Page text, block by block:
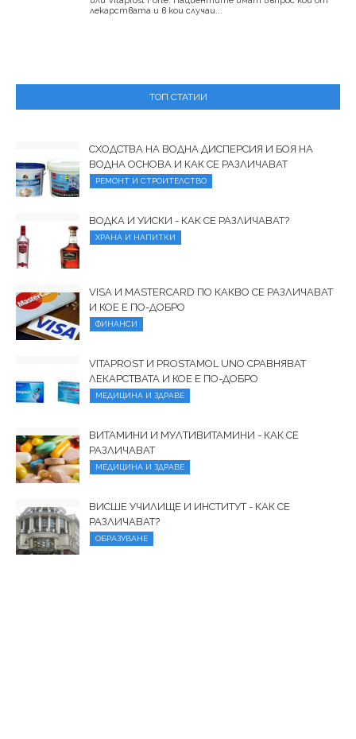
лекарствата и в кои случаи...
ТОП СТАТИИ
СХОДСТВА НА ВОДНА ДИСПЕРСИЯ И БОЯ НА
ВОДНА ОСНОВА И КАК СЕ РАЗЛИЧАВАТ
РЕМОНТ И СТРОИТЕЛСТВО
ВОДКА И УИСКИ - КАК СЕ РАЗЛИЧАВАТ?
ХРАНА И НАПИТКИ
VISA И MASTERCARD ПО КАКВО СЕ РАЗЛИЧАВАТ
И КОЕ Е ПО-ДОБРО
ФИНАНСИ
VITAPROST И PROSTAMOL UNO СРАВНЯВАТ
ЛЕКАРСТВАТА И КОЕ Е ПО-ДОБРО
МЕДИЦИНА И ЗДРАВЕ
ВИТАМИНИ И МУЛТИВИТАМИНИ - КАК СЕ
РАЗЛИЧАВАТ
МЕДИЦИНА И ЗДРАВЕ
ВИСШЕ УЧИЛИЩЕ И ИНСТИТУТ - КАК СЕ
РАЗЛИЧАВАТ?
ОБРАЗУВАНЕ